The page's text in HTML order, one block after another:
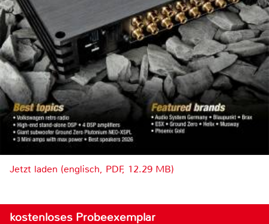
Jetzt laden (englisch, PDF, 12.29 MB)
kostenloses Probeexemplar